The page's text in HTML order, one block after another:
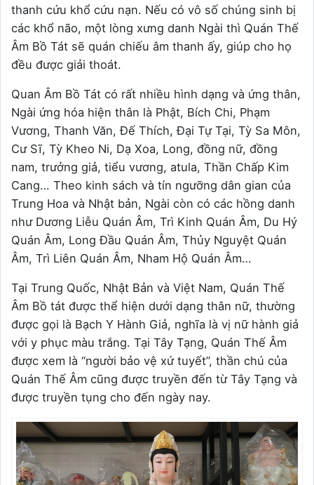
thanh cứu khổ cứu nạn. Nếu có vô số chúng sinh bị
các khổ não, một lòng xưng danh Ngài thì Quán Thế
Âm Bồ Tát sẽ quán chiếu âm thanh ấy, giúp cho họ
đều được giải thoát.
Quan Âm Bồ Tát có rất nhiều hình dạng và ứng thân,
Ngài ứng hóa hiện thân là Phật, Bích Chi, Phạm
Vương, Thanh Văn, Đế Thích, Đại Tự Tại, Tỳ Sa Môn,
Cư Sĩ, Tỳ Kheo Ni, Dạ Xoa, Long, đồng nữ, đồng
nam, trưởng giả, tiểu vương, atula, Thần Chấp Kim
Cang… Theo kinh sách và tín ngưỡng dân gian của
Trung Hoa và Nhật bản, Ngài còn có các hồng danh
như Dương Liễu Quán Âm, Trì Kinh Quán Âm, Du Hý
Quán Âm, Long Đầu Quán Âm, Thủy Nguyệt Quán
Âm, Trì Liên Quán Âm, Nham Hộ Quán Âm…
Tại Trung Quốc, Nhật Bản và Việt Nam, Quán Thế
Âm Bồ tát được thể hiện dưới dạng thân nữ, thường
được gọi là Bạch Y Hành Giả, nghĩa là vị nữ hành giả
với y phục màu trắng. Tại Tây Tạng, Quán Thế Âm
được xem là “người bảo vệ xứ tuyết”, thần chú của
Quán Thế Âm cũng được truyền đến từ Tây Tạng và
được truyền tụng cho đến ngày nay.